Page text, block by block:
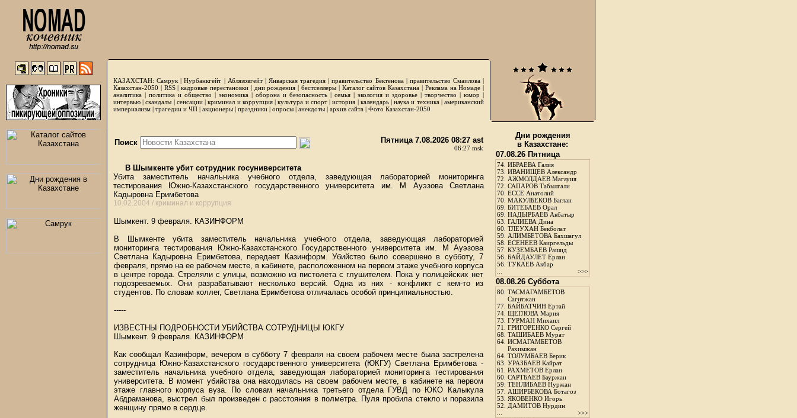
КАЗАХСТАН: Самрук |Нурбанкгейт | Аблязовгейт| Январская трагедия |правительство Бектенова| правительство Смаилова|
Казахстан-2050 | RSS|кадровые перестановки| дни рождения | бестселлеры| Каталог сайтов Казахстана | Реклама на Номаде |
аналитика | политика и общество | экономика | оборона и безопасность | семья | экология и здоровье | творчество | юмор |
интервью |скандалы | сенсации|криминал и коррупция|культура и спорт|история | календарь|наука и техника|американский
империализм | трагедии и ЧП | акционеры | праздники | опросы | анекдоты | архив сайта | Фото Казахстан-2050
Поиск Пятница 7.08.2026 08:27 ast
06:27 msk
В Шымкенте убит сотрудник госуниверситета
Убита заместитель начальника учебного отдела, заведующая лабораторией мониторинга
тестирования Южно-Казахстанского государственного университета им. М Ауэзова Светлана
Кадыровна Еримбетова
10.02.2004 / криминал и коррупция
Шымкент. 9 февраля. КАЗИНФОРМ
В Шымкенте убита заместитель начальника учебного отдела, заведующая лабораторией
мониторинга тестирования Южно-Казахстанского Государственного университета им. М Ауэзова
Светлана Кадыровна Еримбетова, передает Казинформ. Убийство было совершено в субботу, 7
февраля, прямо на ее рабочем месте, в кабинете, расположенном на первом этаже учебного корпуса
в центре города. Стреляли с улицы, возможно из пистолета с глушителем. Пока у полицейских нет
подозреваемых. Они разрабатывают несколько версий. Одна из них - конфликт с кем-то из
студентов. По словам коллег, Светлана Еримбетова отличалась особой принципиальностью.
-----
ИЗВЕСТНЫ ПОДРОБНОСТИ УБИЙСТВА СОТРУДНИЦЫ ЮКГУ
Шымкент. 9 февраля. КАЗИНФОРМ
Как сообщал Казинформ, вечером в субботу 7 февраля на своем рабочем месте была застрелена
сотрудница Южно-Казахстанского государственного университета (ЮКГУ) Светлана Еримбетова -
заместитель начальника учебного отдела, заведующая лабораторией мониторинга тестирования
университета. В момент убийства она находилась на своем рабочем месте, в кабинете на первом
этаже главного корпуса вуза. По словам начальника третьего отдела ГУВД по ЮКО Калыкула
Абдраманова, выстрел был произведен с расстояния в полметра. Пуля пробила стекло и поразила
женщину прямо в сердце.
Дни рождения
в Казахстане:
07.08.26 Пятница
74. ИБРАЕВА Галия
73. ИВАНИЩЕВ Александр
72. АЖМОЛДАЕВ Магауия
72. САПАРОВ Табылгали
70. ЕССЕ Анатолий
70. МАКУЛБЕКОВ Баглан
69. БИТЕБАЕВ Орал
69. НАДЫРБАЕВ Акбатыр
63. ГАЛИЕВА Дина
60. ТЛЕУХАН Бекболат
59. АЛИМБЕТОВА Бахшагул
58. ЕСЕНЕЕВ Каиргельды
57. КУЗЕМБАЕВ Рашид
56. БАЙДАУЛЕТ Ерлан
56. ТУКАЕВ Акбар
>>>
08.08.26 Суббота
80. ТАСМАГАМБЕТОВ
Сагитжан
77. БАЙБАТЧИН Ертай
74. ЩЕГЛОВА Мария
73. ГУРМАН Михаил
71. ГРИГОРЕНКО Сергей
68. ТАШИБАЕВ Мурат
64. ИСМАГАМБЕТОВ
Рахимжан
64. ТОЛУМБАЕВ Берик
63. УРАЗБАЕВ Кайрат
61. РАХМЕТОВ Ерлан
60. САРТБАЕВ Бауржан
59. ТЕНЛИБАЕВ Нуржан
57. АШИРБЕКОВА Ботагоз
53. ЯКОВЕНКО Игорь
52. ДАМИТОВ Нурдин
>>>